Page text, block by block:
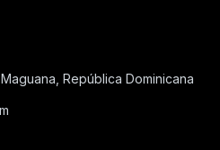
República Dominicana